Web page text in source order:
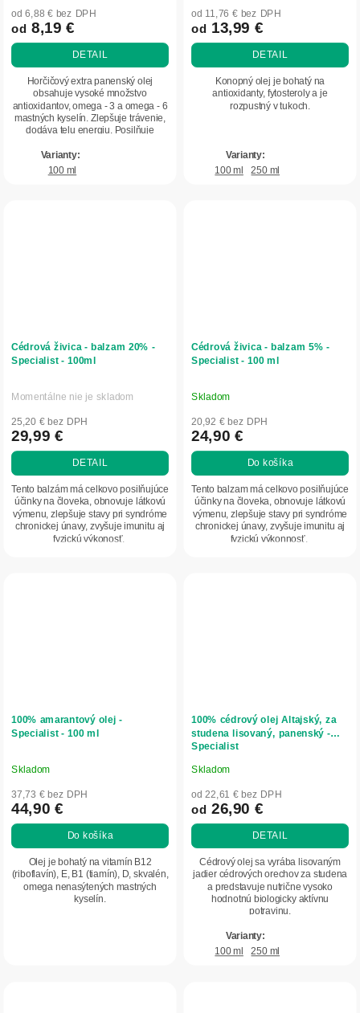
hodnotenie
produktu
je
hviezdičiek.
od 6,88 € bez DPH
od 8,19 €
DETAIL
Horčičový extra panenský olej
obsahuje vysoké množstvo
antioxidantov, omega - 3 a omega - 6
mastných kyselín. Zlepšuje trávenie,
dodáva telu energiu. Posilňuje
100 ml
hodnotenie
produktu
je
hviezdičiek.
od 11,76 € bez DPH
od 13,99 €
DETAIL
Konopný olej je bohatý na
antioxidanty, fytosteroly a je
rozpustný v tukoch.
100 ml 250 ml
Cédrová živica - balzam 20% -
Specialist - 100ml
Priemerné
hodnotenie
produktu
je
5,0
z
5
hviezdičiek.
Momentálne nie je skladom
25,20 € bez DPH
29,99 €
DETAIL
Tento balzám má celkovo posilňujúce
účinky na človeka, obnovuje látkovú
výmenu, zlepšuje stavy pri syndróme
chronickej únavy, zvyšuje imunitu aj
fyzickú výkonosť.
Cédrová živica - balzam 5% -
Specialist - 100 ml
Priemerné
hodnotenie
produktu
je
5,0
z
5
hviezdičiek.
Skladom
20,92 € bez DPH
24,90 €
Do košíka
Tento balzam má celkovo posilňujúce
účinky na človeka, obnovuje látkovú
výmenu, zlepšuje stavy pri syndróme
chronickej únavy, zvyšuje imunitu aj
fyzickú výkonnosť.
100% amarantový olej -
Specialist - 100 ml
Priemerné
hodnotenie
produktu
je
5
hviezdičiek.
Skladom
37,73 € bez DPH
44,90 €
Do košíka
Olej je bohatý na vitamín B12
(riboflavín), E, B1 (tiamín), D, skvalén,
omega nenasýtených mastných
kyselín.
100% cédrový olej Altajský, za
studena lisovaný, panenský -
Specialist
Priemerné
hodnotenie
produktu
je
5
hviezdičiek.
Skladom
od 22,61 € bez DPH
od 26,90 €
DETAIL
Cédrový olej sa vyrába lisovaným
jadier cédrových orechov za studena
a predstavuje nutrične vysoko
hodnotnú biologicky aktívnu
potravinu.
100 ml 250 ml